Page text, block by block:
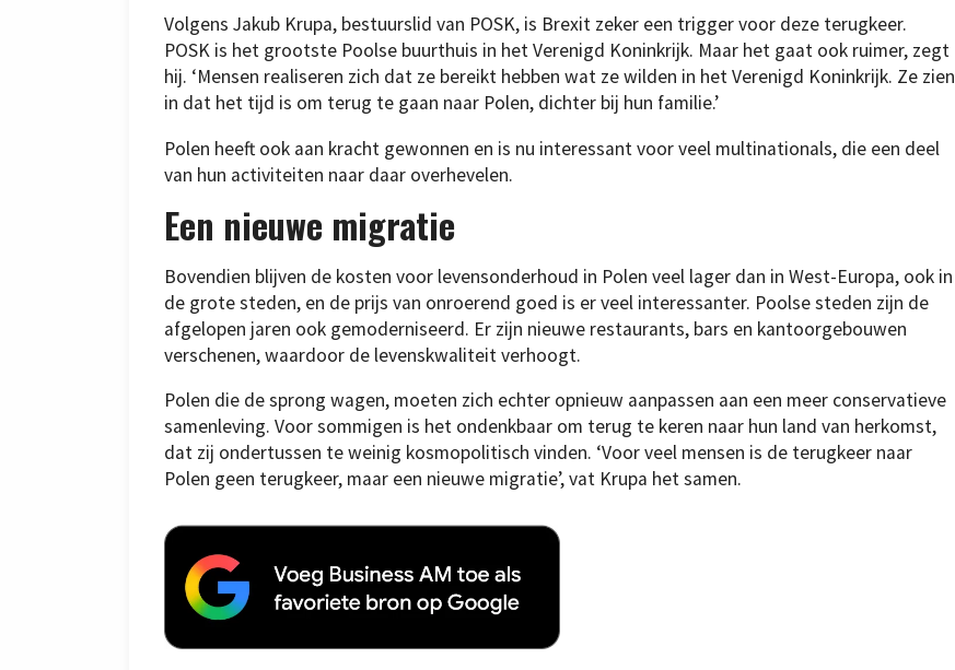
Volgens Jakub Krupa, bestuurslid van POSK, is Brexit zeker een trigger voor deze terugkeer.
POSK is het grootste Poolse buurthuis in het Verenigd Koninkrijk. Maar het gaat ook ruimer, zegt
hij. ‘Mensen realiseren zich dat ze bereikt hebben wat ze wilden in het Verenigd Koninkrijk. Ze zien
in dat het tijd is om terug te gaan naar Polen, dichter bij hun familie.’
Polen heeft ook aan kracht gewonnen en is nu interessant voor veel multinationals, die een deel
van hun activiteiten naar daar overhevelen.
Een nieuwe migratie
Bovendien blijven de kosten voor levensonderhoud in Polen veel lager dan in West-Europa, ook in
de grote steden, en de prijs van onroerend goed is er veel interessanter. Poolse steden zijn de
afgelopen jaren ook gemoderniseerd. Er zijn nieuwe restaurants, bars en kantoorgebouwen
verschenen, waardoor de levenskwaliteit verhoogt.
Polen die de sprong wagen, moeten zich echter opnieuw aanpassen aan een meer conservatieve
samenleving. Voor sommigen is het ondenkbaar om terug te keren naar hun land van herkomst,
dat zij ondertussen te weinig kosmopolitisch vinden. ‘Voor veel mensen is de terugkeer naar
Polen geen terugkeer, maar een nieuwe migratie’, vat Krupa het samen.